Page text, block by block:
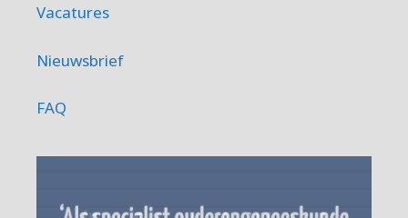
Vacatures
Nieuwsbrief
FAQ